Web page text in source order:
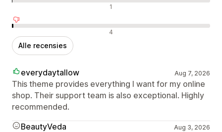
Neutrale recensies 1
Negatieve recensies 4
Alle recensies
everydaytallow Aug 7, 2026
This theme provides everything I want for my online
shop. Their support team is also exceptional. Highly
recommended.
BeautyVeda
Aug 3, 2026